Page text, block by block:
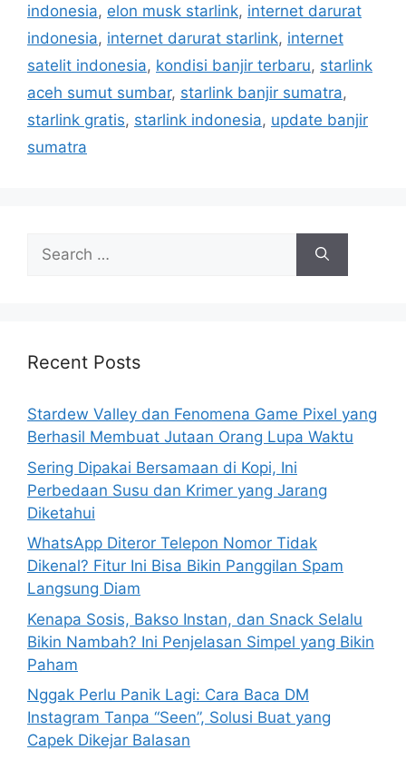
o
r
i
s
s
indonesia, elon musk starlink, internet darurat
indonesia, internet darurat starlink, internet
satelit indonesia, kondisi banjir terbaru, starlink
aceh sumut sumbar, starlink banjir sumatra,
starlink gratis, starlink indonesia, update banjir
sumatra
h
r
:
Recent Posts
Stardew Valley dan Fenomena Game Pixel yang
Berhasil Membuat Jutaan Orang Lupa Waktu
Sering Dipakai Bersamaan di Kopi, Ini
Perbedaan Susu dan Krimer yang Jarang
Diketahui
WhatsApp Diteror Telepon Nomor Tidak
Dikenal? Fitur Ini Bisa Bikin Panggilan Spam
Langsung Diam
Kenapa Sosis, Bakso Instan, dan Snack Selalu
Bikin Nambah? Ini Penjelasan Simpel yang Bikin
Paham
Nggak Perlu Panik Lagi: Cara Baca DM
Instagram Tanpa “Seen”, Solusi Buat yang
Capek Dikejar Balasan